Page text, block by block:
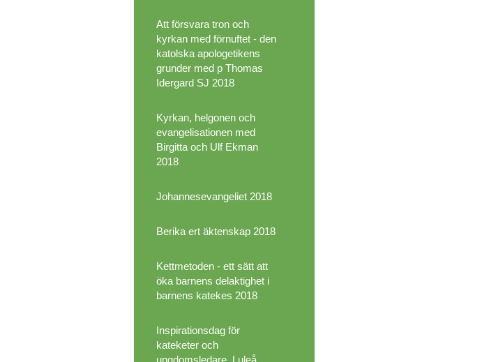
Att försvara tron och
kyrkan med förnuftet - den
katolska apologetikens
grunder med p Thomas
Idergard SJ 2018
Kyrkan, helgonen och
evangelisationen med
Birgitta och Ulf Ekman
2018
Johannesevangeliet 2018
Berika ert äktenskap 2018
Kettmetoden - ett sätt att
öka barnens delaktighet i
barnens katekes 2018
Inspirationsdag för
kateketer och